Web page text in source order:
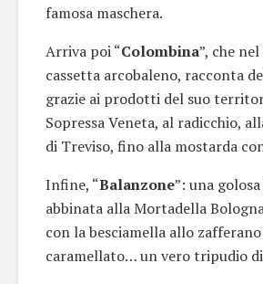
famosa maschera.
Arriva poi “Colombina”, che
cassetta arcobaleno, racconta
grazie ai prodotti del suo
Sopressa Veneta, al radicchio,
di Treviso, fino alla mostarda
Infine, “Balanzone”: una
abbinata alla Mortadella
con la besciamella allo
caramellato… un vero tripudio